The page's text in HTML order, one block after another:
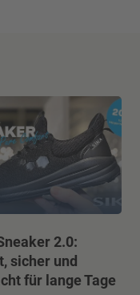
2.0:
sicher und
für lange Tage